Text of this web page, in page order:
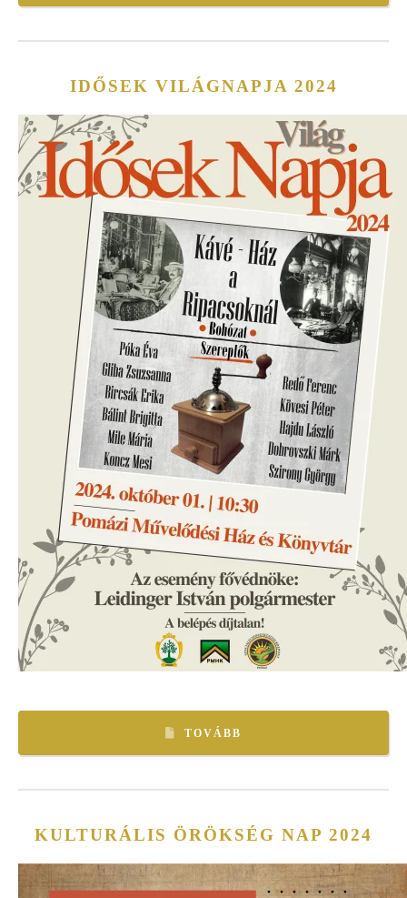
IDŐSEK VILÁGNAPJA 2024
TOVÁBB
KULTURÁLIS ÖRÖKSÉG NAP 2024